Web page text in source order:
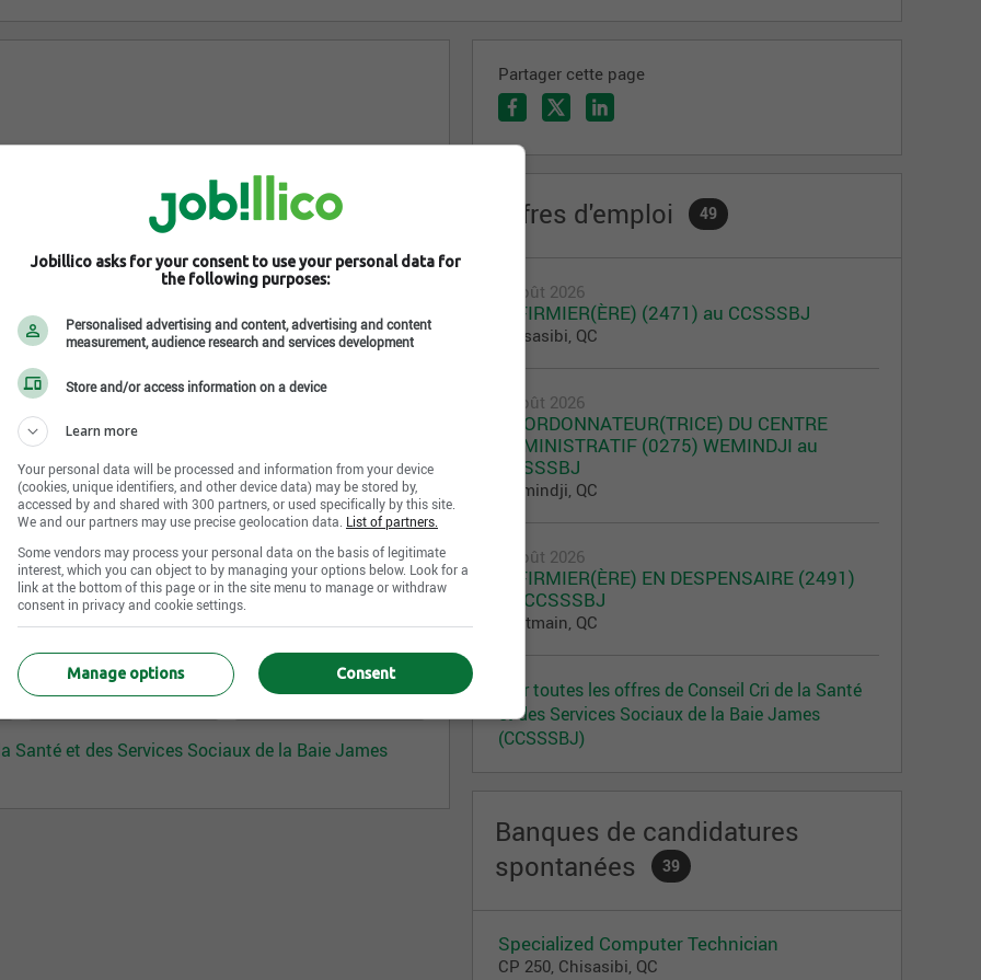
sociaux de la Baie James (C.C.S.S.S.B.J.)est
et des services sociaux pour toutes les personnes
la Région 18, région administrative du ministère de la
territoire cri de la Baie James. Le mandat du
la Loi sur les services de santé et les services sociaux
Santé et des Services Sociaux de la Baie James
Partager cette page
Offres d'emploi 49
5 août 2026
INFIRMIER(ÈRE) (2471) au CCSSSBJ
Chisasibi, QC
5 août 2026
COORDONNATEUR(TRICE) DU CENTRE
ADMINISTRATIF (0275) WEMINDJI au
CCSSSBJ
Wemindji, QC
5 août 2026
INFIRMIER(ÈRE) EN DESPENSAIRE (2491)
au CCSSSBJ
Eastmain, QC
Voir toutes les offres de Conseil Cri de la Santé
et des Services Sociaux de la Baie James
(CCSSSBJ)
Banques de candidatures
spontanées
39
Specialized Computer Technician
CP 250, Chisasibi, QC
Jobillico asks for your consent to use your personal data for
the following purposes:
Personalised advertising and content, advertising and content
measurement, audience research and services development
Store and/or access information on a device
Learn more
Your personal data will be processed and information from your device
(cookies, unique identifiers, and other device data) may be stored by,
accessed by and shared with 300 partners, or used specifically by this site.
We and our partners may use precise geolocation data. List of partners.
Some vendors may process your personal data on the basis of legitimate
interest, which you can object to by managing your options below. Look for a
link at the bottom of this page or in the site menu to manage or withdraw
consent in privacy and cookie settings.
Consent
Manage options